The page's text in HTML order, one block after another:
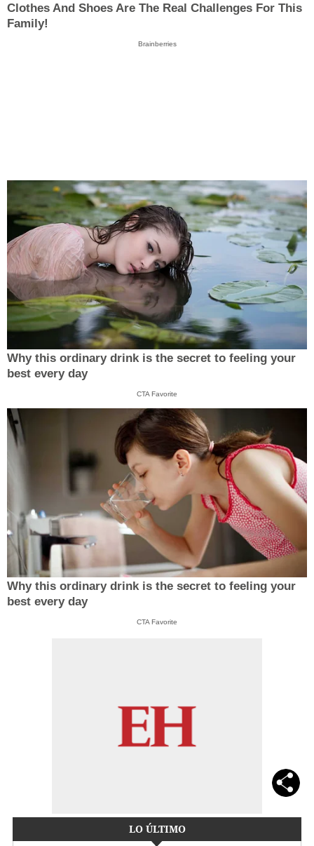
Clothes And Shoes Are The Real Challenges For This
Family!
Brainberries
Why this ordinary drink is the secret to feeling your
best every day
CTA Favorite
Why this ordinary drink is the secret to feeling your
best every day
CTA Favorite
LO ÚLTIMO